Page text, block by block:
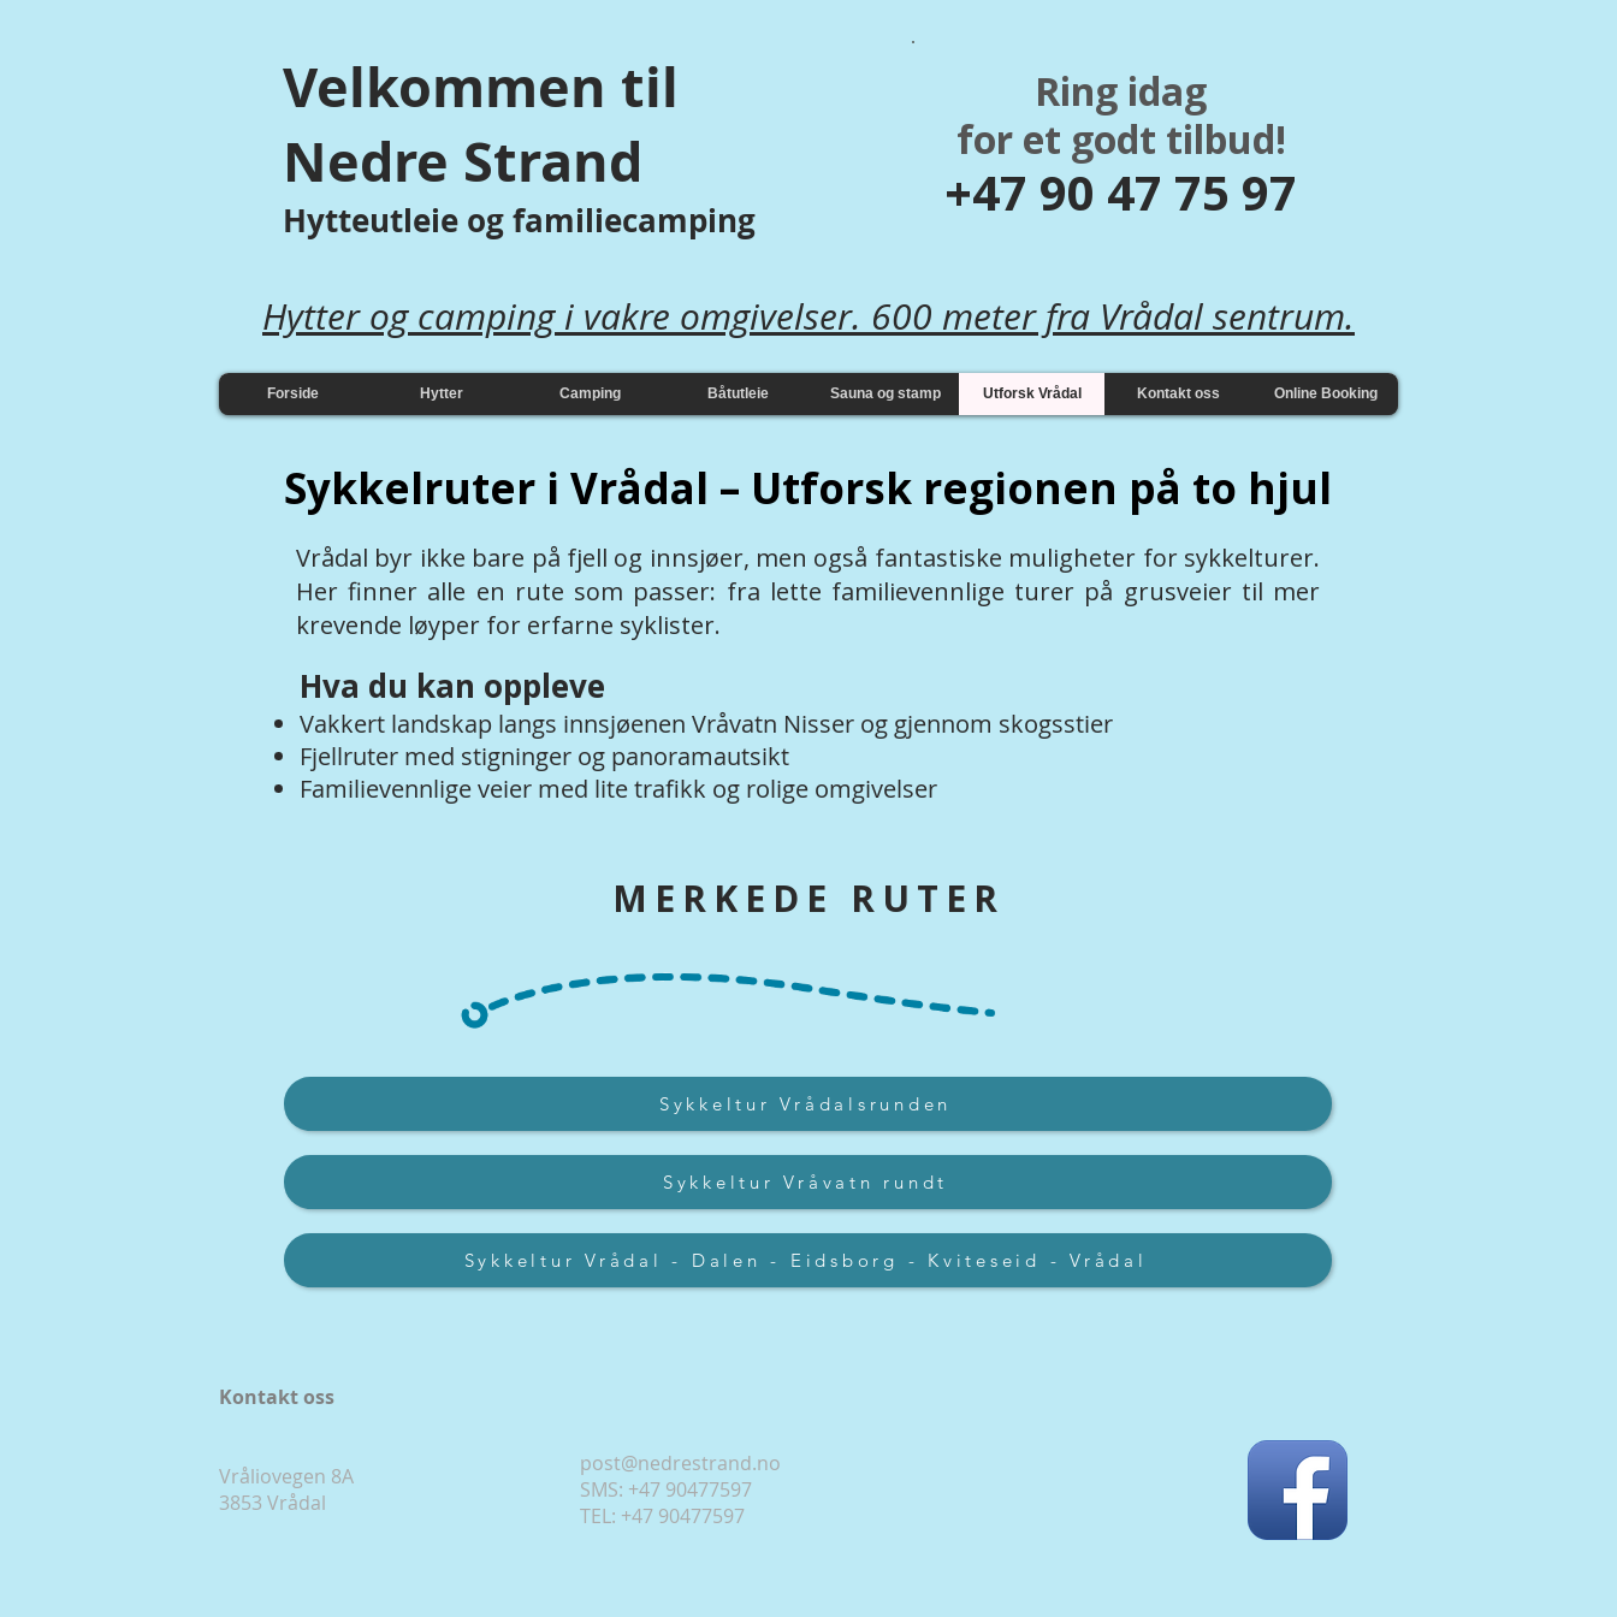
Ring idag
for et godt tilbud!
+47 90 47 75 97​
Velkommen til
Nedre Strand
Hytteutleie og familiecamping
Hytter og camping i vakre omgivelser. 600 meter fra Vrådal sentrum.
Forside Hytter Camping Båtutleie Sauna og stamp Utforsk Vrådal Kontakt oss Online Booking
Sykkelruter i Vrådal – Utforsk regionen på to hjul
Vrådal byr ikke bare på fjell og innsjøer, men også fantastiske muligheter for sykkelturer.
Her finner alle en rute som passer: fra lette familievennlige turer på grusveier til mer
krevende løyper for erfarne syklister.
Hva du kan oppleve
Vakkert landskap langs innsjøenen Vråvatn Nisser og gjennom skogsstier
Fjellruter med stigninger og panoramautsikt
Familievennlige veier med lite trafikk og rolige omgivelser
MERKEDE RUTER
Sykkeltur Vrådalsrunden
Sykkeltur Vråvatn rundt
Sykkeltur Vrådal - Dalen - Eidsborg - Kviteseid - Vrådal
Kontakt oss
Vråliovegen 8A
3853 Vrådal
post@nedrestrand.no
SMS: +47 90477597
TEL: +47 90477597